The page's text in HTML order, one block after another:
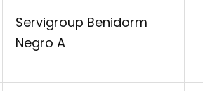
Servigroup Benidorm
Negro A